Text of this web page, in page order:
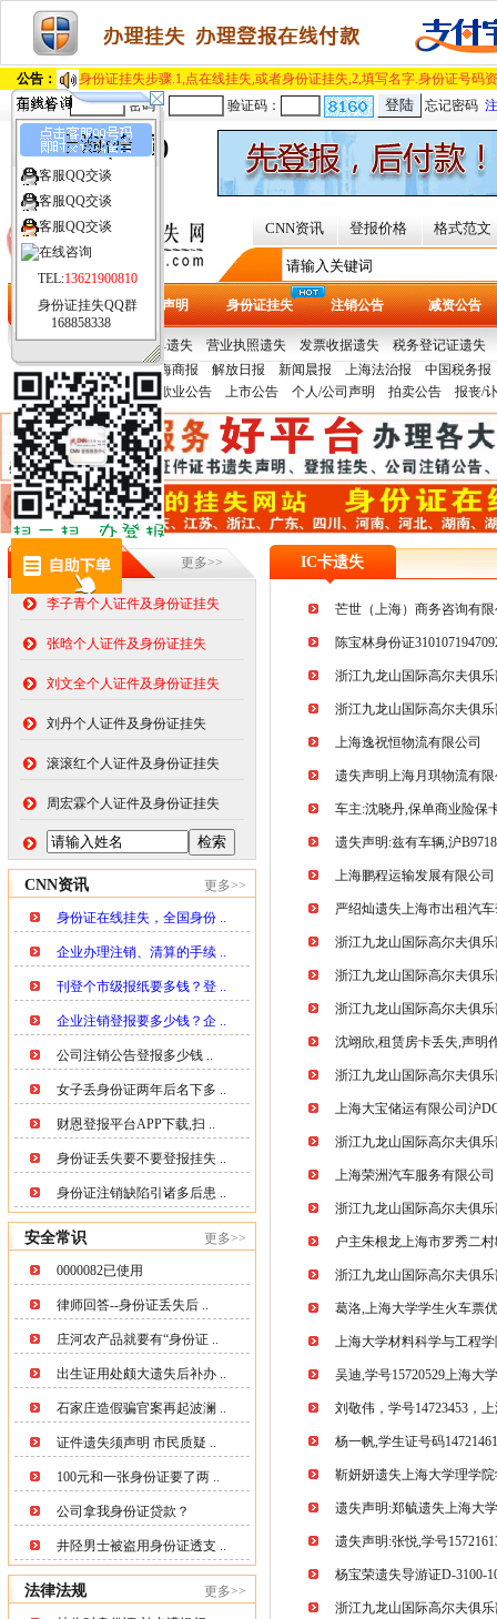
公告：
身份证挂失步骤.1,点在线挂失,或者身份证挂失,2,填写名字.身份证号码
用户名：
密码： 验证码： 忘记密码
上海(全国)
[切换城市]
CNN资讯 登报价格 格式范文
首页 遗失声明 身份证挂失 注销公告 减资公告
热门证件： 提单/保单遗失 营业执照遗失 发票收据遗失 税务登记证遗失
多 青年报
报纸刊例： 文汇报 上海商报 解放日报 新闻晨报 上海法治报
中国税务报
声明公告： 变更公告 歇业公告 上市公告 个人/公司声明 拍卖公告 报丧/
在线挂失 更多>>
李子青个人证件及身份证挂失
张晗个人证件及身份证挂失
刘文全个人证件及身份证挂失
刘丹个人证件及身份证挂失
滚滚红个人证件及身份证挂失
周宏霖个人证件及身份证挂失
CNN资讯 更多>>
身份证在线挂失，全国身份 ..
企业办理注销、清算的手续 ..
刊登个市级报纸要多钱？登 ..
企业注销登报要多少钱？企 ..
公司注销公告登报多少钱 ..
女子丢身份证两年后名下多 ..
财恩登报平台APP下载,扫 ..
身份证丢失要不要登报挂失 ..
身份证注销缺陷引诸多后患 ..
安全常识 更多>>
0000082已使用
律师回答--身份证丢失后 ..
庄河农产品就要有“身份证 ..
出生证用处颇大遗失后补办 ..
石家庄造假骗官案再起波澜 ..
证件遗失须声明 市民质疑 ..
100元和一张身份证要了两 ..
公司拿我身份证贷款？
井陉男士被盗用身份证透支 ..
法律法规 更多>>
IC卡遗失
芒世（上海）商务咨询有
陈宝林身份证
浙江九龙山国际高尔夫俱
浙江九龙山国际高尔夫俱
上海逸祝恒物流有限公司
遗失声明上海月琪物流有
车主:沈晓丹,保单商业险保
遗失声明:兹有车辆,沪
上海鹏程运输发展有限公司
严绍灿遗失上海市出租汽
浙江九龙山国际高尔夫俱
浙江九龙山国际高尔夫俱
浙江九龙山国际高尔夫俱
沈翊欣,租赁房卡丢失,声明
浙江九龙山国际高尔夫俱
上海大宝储运有限公司沪
浙江九龙山国际高尔夫俱
上海荣洲汽车服务有限公司
浙江九龙山国际高尔夫俱
户主朱根龙上海市罗秀二
浙江九龙山国际高尔夫俱
葛洛,上海大学学生火车票
上海大学材料科学与工程
吴迪,学号15720529上海大
刘敬伟，学号14723453，
杨一帆,学生证号码
靳妍妍遗失上海大学理学
遗失声明:郑毓遗失上海大
遗失声明:张悦,学号
杨宝荣遗失导游证D-3100-
浙江九龙山国际高尔夫俱
客服QQ交谈
客服QQ交谈
客服QQ交谈
TEL:13621900810
身份证挂失QQ群
168858338